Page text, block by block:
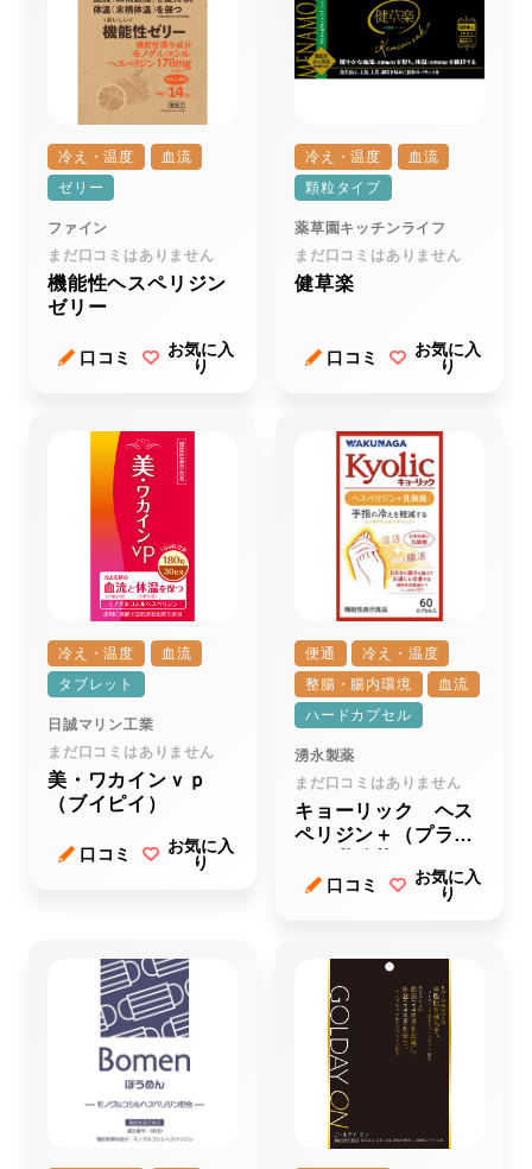
冷え・温度
血流
ゼリー
ファイン
まだ口コミはありません
機能性ヘスペリジン
ゼリー
口コミ
お気に入
り
冷え・温度
血流
顆粒タイプ
薬草園キッチンライフ
まだ口コミはありません
健草楽
口コミ
お気に入
り
冷え・温度
血流
タブレット
日誠マリン工業
まだ口コミはありません
美・ワカインｖｐ
（ブイピイ）
口コミ
お気に入
り
便通
冷え・温度
整腸・腸内環境
血流
ハードカプセル
湧永製薬
まだ口コミはありません
キョーリック ヘス
ペリジン＋（プラ
口コミ
お気に入
り